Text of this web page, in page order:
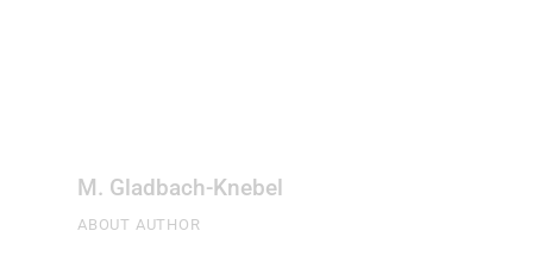
M. Gladbach-Knebel
ABOUT AUTHOR